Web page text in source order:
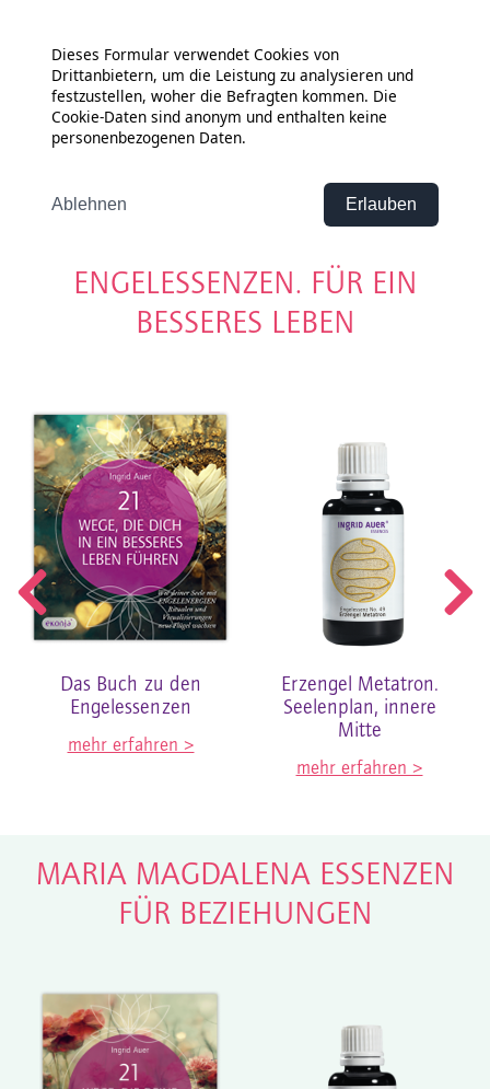
ENGELESSENZEN. FÜR EIN
BESSERES LEBEN
Das Buch zu den
Engelessenzen
mehr erfahren >
Erzengel Metatron.
Seelenplan, innere
Mitte
mehr erfahren >
MARIA MAGDALENA ESSENZEN
FÜR BEZIEHUNGEN